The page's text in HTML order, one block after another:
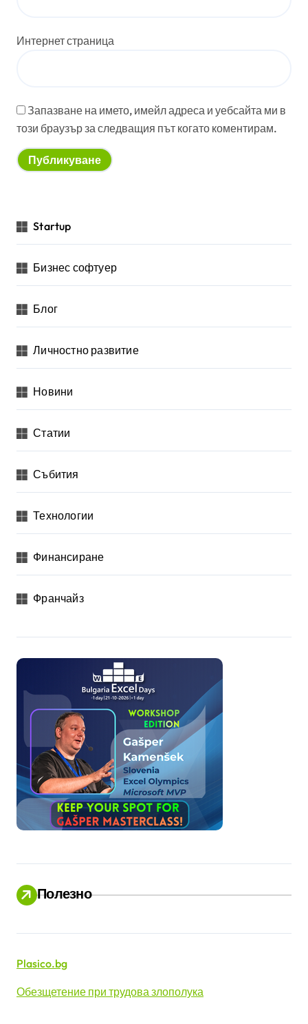
Интернет страница
Запазване на името, имейл адреса и уебсайта ми в
този браузър за следващия път когато коментирам.
Startup
Бизнес софтуер
Блог
Личностно развитие
Новини
Статии
Събития
Технологии
Финансиране
Франчайз
Полезно
Plasico.bg
Обезщетение при трудова злополука